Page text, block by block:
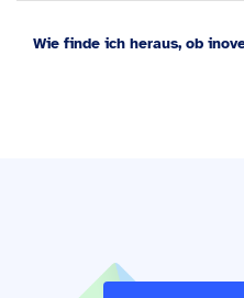
Wie finde ich heraus, ob